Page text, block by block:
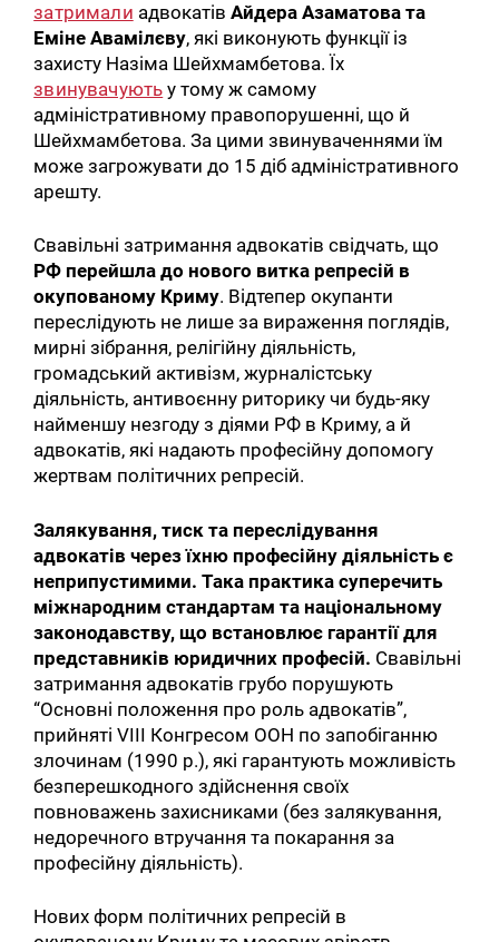
затримали адвокатів Айдера Азаматова та
Еміне Авамілєву, які виконують функції із
захисту Назіма Шейхмамбетова. Їх
звинувачують у тому ж самому
адміністративному правопорушенні, що й
Шейхмамбетова. За цими звинуваченнями їм
може загрожувати до 15 діб адміністративного
арешту.
Свавільні затримання адвокатів свідчать, що
РФ перейшла до нового витка репресій в
окупованому Криму. Відтепер окупанти
переслідують не лише за вираження поглядів,
мирні зібрання, релігійну діяльність,
громадський активізм, журналістську
діяльність, антивоєнну риторику чи будь-яку
найменшу незгоду з діями РФ в Криму, а й
адвокатів, які надають професійну допомогу
жертвам політичних репресій.
Залякування, тиск та переслідування
адвокатів через їхню професійну діяльність є
неприпустимими. Така практика суперечить
міжнародним стандартам та національному
законодавству, що встановлює гарантії для
представників юридичних професій. Свавільні
затримання адвокатів грубо порушують
“Основні положення про роль адвокатів”,
прийняті VIII Конгресом ООН по запобіганню
злочинам (1990 р.), які гарантують можливість
безперешкодного здійснення своїх
повноважень захисниками (без залякування,
недоречного втручання та покарання за
професійну діяльність).
Нових форм політичних репресій в